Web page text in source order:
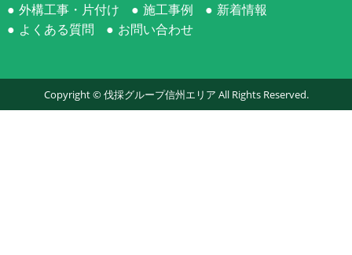
外構工事・片付け
施工事例
新着情報
よくある質問
お問い合わせ
Copyright ©伐採グループ信州エリア All Rights Reserved.